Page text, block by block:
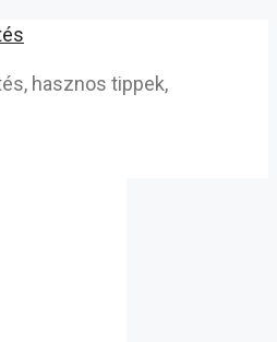
hasznos tippek,